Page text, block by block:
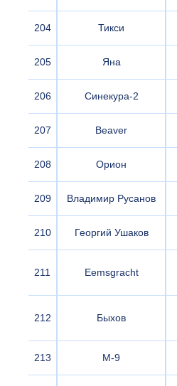
204 Тикси
205 Яна
206 Синекура-2
207 Beaver
208 Орион
209 Владимир Русанов
210 Георгий Ушаков
211 Eemsgracht
212 Быхов
213 М-9